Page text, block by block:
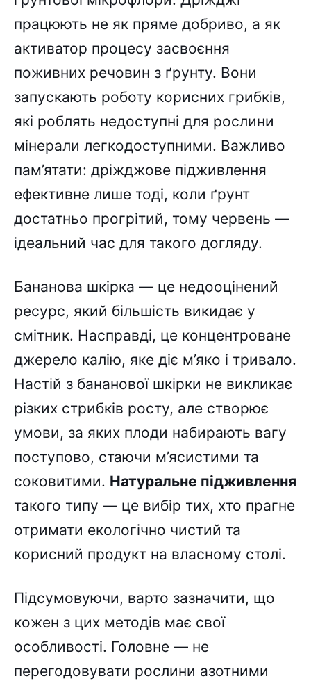
працюють не як пряме добриво, а як
активатор процесу засвоєння
поживних речовин з ґрунту. Вони
запускають роботу корисних грибків,
які роблять недоступні для рослини
мінерали легкодоступними. Важливо
пам’ятати: дріжджове підживлення
ефективне лише тоді, коли ґрунт
достатньо прогрітий, тому червень —
ідеальний час для такого догляду.
Бананова шкірка — це недооцінений
ресурс, який більшість викидає у
смітник. Насправді, це концентроване
джерело калію, яке діє м’яко і тривало.
Настій з бананової шкірки не викликає
різких стрибків росту, але створює
умови, за яких плоди набирають вагу
поступово, стаючи м’ясистими та
соковитими. Натуральне підживлення
такого типу — це вибір тих, хто прагне
отримати екологічно чистий та
корисний продукт на власному столі.
Підсумовуючи, варто зазначити, що
кожен з цих методів має свої
особливості. Головне — не
перегодовувати рослини азотними